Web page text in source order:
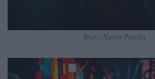
Φωτ.: Xavier Portela